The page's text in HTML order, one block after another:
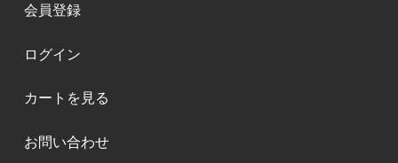
会員登録
ログイン
カートを見る
お問い合わせ